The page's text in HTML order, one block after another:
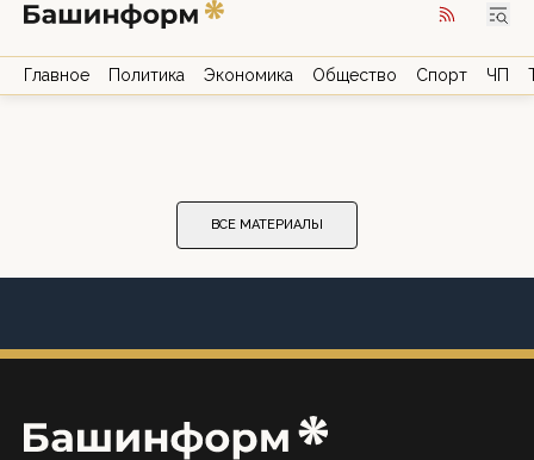
Главное Политика Экономика Общество Спорт ЧП
ВСЕ МАТЕРИАЛЫ